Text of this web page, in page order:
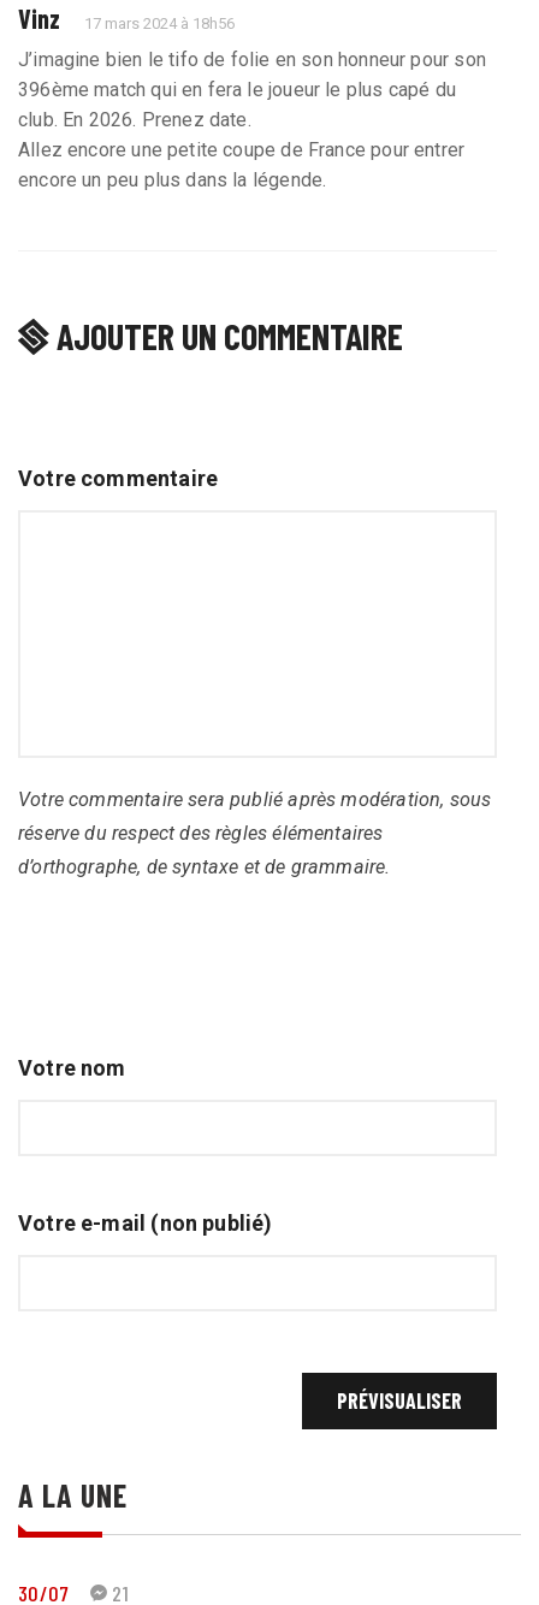
Vinz 17 mars 2024 à 18h56
J’imagine bien le tifo de folie en son honneur pour son
396ème match qui en fera le joueur le plus capé du
club. En 2026. Prenez date.
Allez encore une petite coupe de France pour entrer
encore un peu plus dans la légende.
AJOUTER UN COMMENTAIRE
Votre commentaire
Votre commentaire sera publié après modération, sous
réserve du respect des règles élémentaires
d’orthographe, de syntaxe et de grammaire.
Votre nom
Votre e-mail (non publié)
A LA UNE
30/07 21